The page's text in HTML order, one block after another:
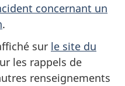
concernant un
.
sur le site du
les rappels de
renseignements